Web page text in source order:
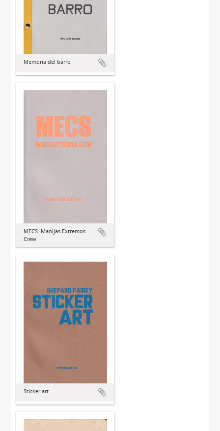
Memoria del barro
MECS. Manijas Extremos
Crew
Sticker art